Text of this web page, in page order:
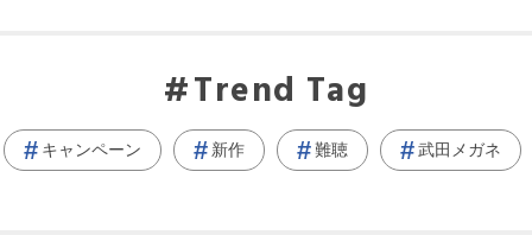
Trend Tag
キャンペーン 新作 難聴 武田メガネ